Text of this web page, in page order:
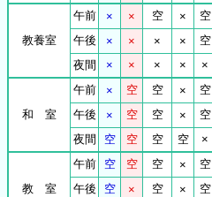
教養室
午前 × × 空 × 空
午後
× × × × 空
夜間
× × × × ×
和 室
午前 × 空 空 × 空
午後
× 空 空 × 空
夜間
空 空 空 空 ×
教 室
午前 空 空 空 × 空
午後
空 × 空 × 空